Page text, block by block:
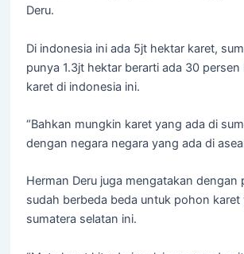
Deru.
Di indonesia ini ada 5jt hektar karet,
punya 1.3jt hektar berarti ada 30 persen
karet di indonesia ini.
“Bahkan mungkin karet yang ada di
dengan negara negara yang ada di
Herman Deru juga mengatakan dengan
sudah berbeda beda untuk pohon karet
sumatera selatan ini.